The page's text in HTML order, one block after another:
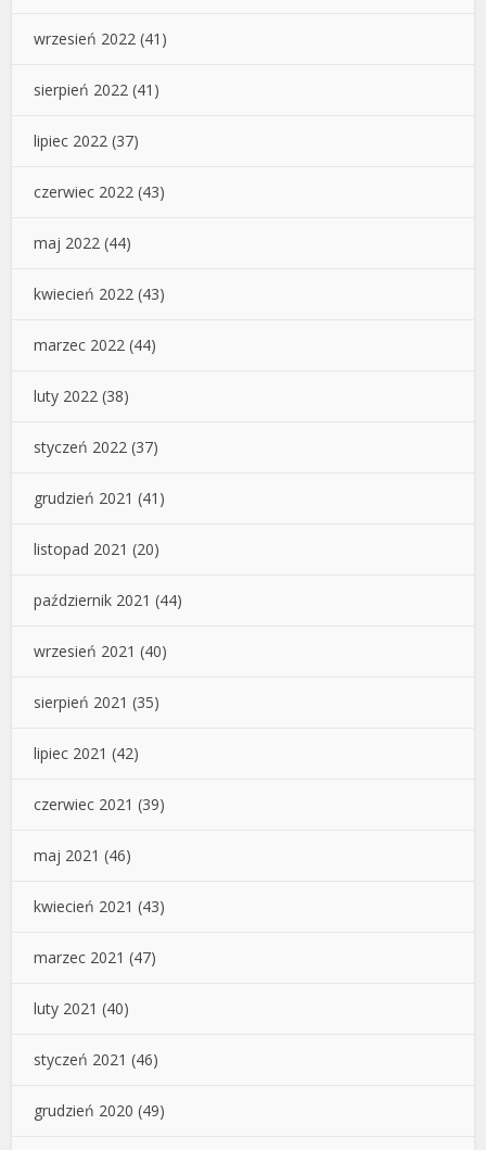
wrzesień 2022 (41)
sierpień 2022 (41)
lipiec 2022 (37)
czerwiec 2022 (43)
maj 2022 (44)
kwiecień 2022 (43)
marzec 2022 (44)
luty 2022 (38)
styczeń 2022 (37)
grudzień 2021 (41)
listopad 2021 (20)
październik 2021 (44)
wrzesień 2021 (40)
sierpień 2021 (35)
lipiec 2021 (42)
czerwiec 2021 (39)
maj 2021 (46)
kwiecień 2021 (43)
marzec 2021 (47)
luty 2021 (40)
styczeń 2021 (46)
grudzień 2020 (49)